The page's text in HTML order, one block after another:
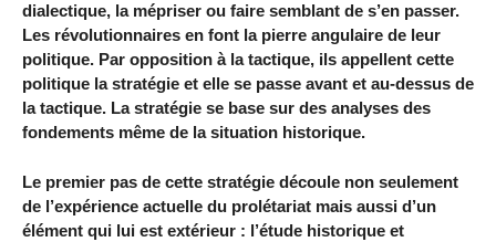
dialectique, la mépriser ou faire semblant de s’en passer.
Les révolutionnaires en font la pierre angulaire de leur
politique. Par opposition à la tactique, ils appellent cette
politique la stratégie et elle se passe avant et au-dessus de
la tactique. La stratégie se base sur des analyses des
fondements même de la situation historique.
Le premier pas de cette stratégie découle non seulement
de l’expérience actuelle du prolétariat mais aussi d’un
élément qui lui est extérieur : l’étude historique et